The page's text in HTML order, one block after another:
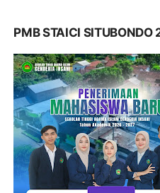
PMB STAICI SITUBONDO